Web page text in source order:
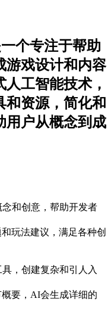
个专注于帮助
游戏设计和内容
工智能技术，
和资源，简化和
用户从概念到成
和创意，帮助开发者
玩法建议，满足各种创
，创建复杂和引人入
要，AI会生成详细的